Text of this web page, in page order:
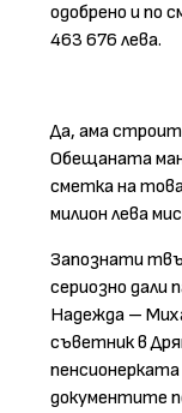
одобрено и по
463 676 лева.
Да, ама
Обещаната
сметка на
милион лева
Запознати
сериозно дали
Надежда –
съветник в
документите